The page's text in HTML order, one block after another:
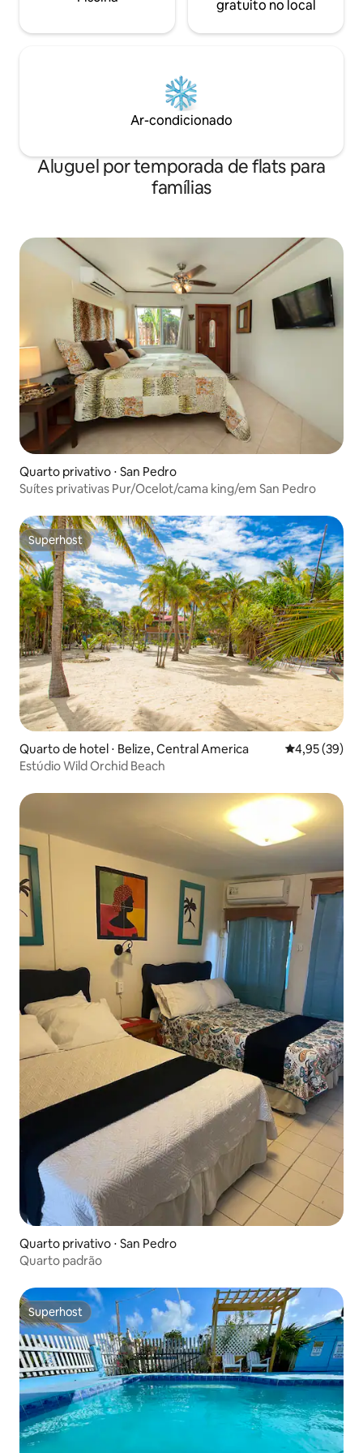
gratuito no local
Ar-condicionado
Aluguel por temporada de flats para
famílias
Quarto privativo ⋅ San Pedro
Suítes privativas Pur/Ocelot/cama king/em San Pedro
Superhost
Superhost
Quarto de hotel ⋅ Belize, Central America 4,95 de uma
4,95 (39)
Estúdio Wild Orchid Beach
Quarto privativo ⋅ San Pedro
Quarto padrão
Superhost
Superhost